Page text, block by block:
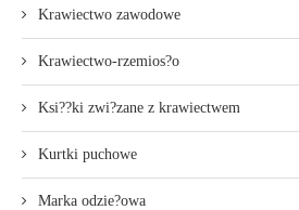
Krawiectwo zawodowe
Krawiectwo-rzemios?o
Ksi??ki zwi?zane z krawiectwem
Kurtki puchowe
Marka odzie?owa